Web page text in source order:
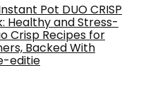
Pot DUO CRISP
Healthy and Stress-
Crisp Recipes for
Backed With
editie